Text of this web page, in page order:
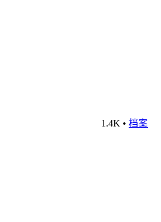
1.4K • 档案